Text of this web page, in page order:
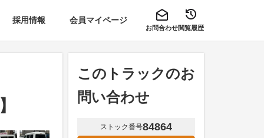
採用情報 会員マイページ
お問合わせ閲覧履歴
このトラックのお
問い合わせ
ストック番号84864